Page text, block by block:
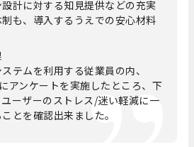
計に対する知見提供などの充実
も、導入するうえでの安心材料
テムを利用する従業員の内、
アンケートを実施したところ、下
ーザーのストレス/迷い軽減に一
とを確認出来ました。